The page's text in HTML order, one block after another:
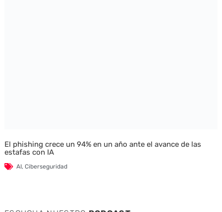
El phishing crece un 94% en un año ante el avance de las
estafas con IA
AI, Ciberseguridad